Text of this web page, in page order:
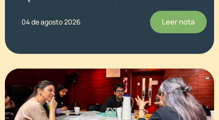
04 de agosto 2026 Leer nota